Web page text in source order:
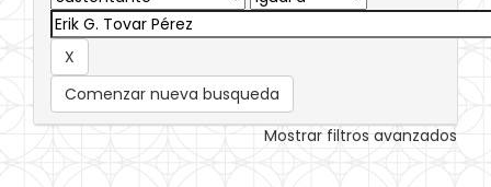
Comenzar nueva busqueda
Mostrar filtros avanzados